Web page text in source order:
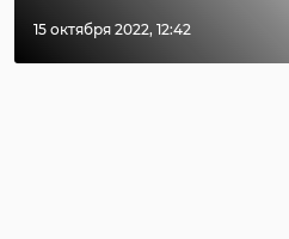
15 октября 2022, 12:42